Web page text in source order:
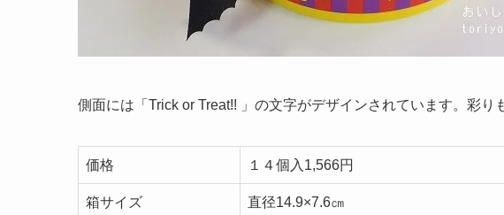
側面には「Trick or Treat!! 」の文字がデザインされています。彩り
価格 １４個入1,566円
箱サイズ 直径14.9×7.6㎝